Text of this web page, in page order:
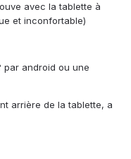
avec la tablette à
et inconfortable)
par android ou une
arrière de la tablette, a